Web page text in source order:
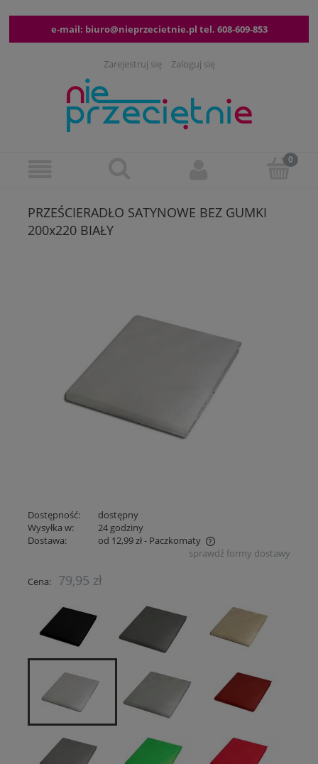
e-mail: biuro@nieprzecietnie.pl tel. 608-609-853
Zarejestruj się Zaloguj się
PRZEŚCIERADŁO SATYNOWE BEZ GUMKI
200x220 BIAŁY
Dostępność:
dostępny
Wysyłka w:
24 godziny
Dostawa:
od 12,99 zł- Paczkomaty
Cena nie zawiera ewentualnych kosztów płatności
sprawdź formy dostawy
Cena: 79,95 zł